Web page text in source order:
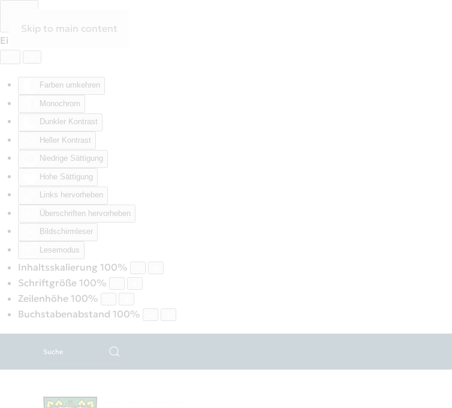
Eingabehilfen öffnen
Farben umkehren
Monochrom
Dunkler Kontrast
Heller Kontrast
Niedrige Sättigung
Hohe Sättigung
Links hervorheben
Überschriften hervorheben
Bildschirmleser
Lesemodus
Inhaltsskalierung 100%
Schriftgröße 100%
Zeilenhöhe 100%
Buchstabenabstand 100%
Skip to main content